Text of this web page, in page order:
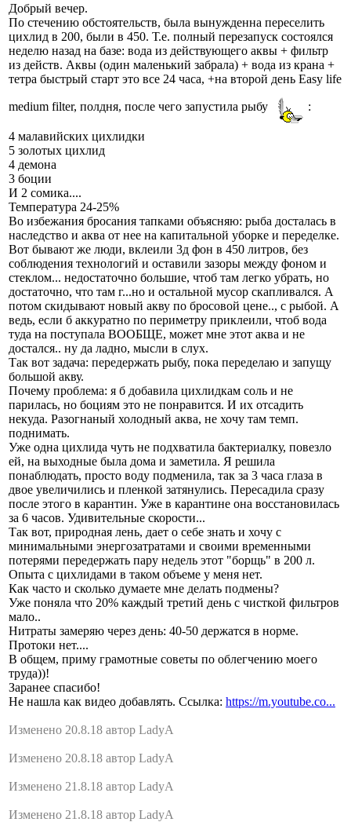
Добрый вечер.
По стечению обстоятельств, была вынужденна переселить
цихлид в 200, были в 450. Т.е. полный перезапуск состоялся
неделю назад на базе: вода из действующего аквы + фильтр
из действ. Аквы (один маленький забрала) + вода из крана +
тетра быстрый старт это все 24 часа, +на второй день Easy life
medium filter, полдня, после чего запустила рыбу :
4 малавийских цихлидки
5 золотых цихлид
4 демона
3 боции
И 2 сомика....
Температура 24-25%
Во избежания бросания тапками объясняю: рыба досталась в
наследство и аква от нее на капитальной уборке и переделке.
Вот бывают же люди, вклеили 3д фон в 450 литров, без
соблюдения технологий и оставили зазоры между фоном и
стеклом... недостаточно большие, чтоб там легко убрать, но
достаточно, что там г...но и остальной мусор скапливался. А
потом скидывают новый акву по бросовой цене.., с рыбой. А
ведь, если б аккуратно по периметру приклеили, чтоб вода
туда на поступала ВООБЩЕ, может мне этот аква и не
достался.. ну да ладно, мысли в слух.
Так вот задача: передержать рыбу, пока переделаю и запущу
большой акву.
Почему проблема: я б добавила цихлидкам соль и не
парилась, но боциям это не понравится. И их отсадить
некуда. Разогнаный холодный аква, не хочу там темп.
поднимать.
Уже одна цихлида чуть не подхватила бактериалку, повезло
ей, на выходные была дома и заметила. Я решила
понаблюдать, просто воду подменила, так за 3 часа глаза в
двое увеличились и пленкой затянулись. Пересадила сразу
после этого в карантин. Уже в карантине она восстановилась
за 6 часов. Удивительные скорости...
Так вот, природная лень, дает о себе знать и хочу с
минимальными энергозатратами и своими временными
потерями передержать пару недель этот "борщь" в 200 л.
Опыта с цихлидами в таком объеме у меня нет.
Как часто и сколько думаете мне делать подмены?
Уже поняла что 20% каждый третий день с чисткой фильтров
мало..
Нитраты замеряю через день: 40-50 держатся в норме.
Протоки нет....
В общем, приму грамотные советы по облегчению моего
труда))!
Заранее спасибо!
Не нашла как видео добавлять. Ссылка: https://m.youtube.co...
Изменено 20.8.18 автор LadyA
Изменено 20.8.18 автор LadyA
Изменено 21.8.18 автор LadyA
Изменено 21.8.18 автор LadyA